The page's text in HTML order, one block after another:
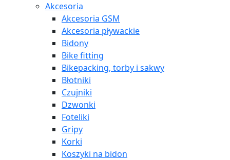
Akcesoria
Akcesoria GSM
Akcesoria pływackie
Bidony
Bike fitting
Bikepacking, torby i sakwy
Błotniki
Czujniki
Dzwonki
Foteliki
Gripy
Korki
Koszyki na bidon